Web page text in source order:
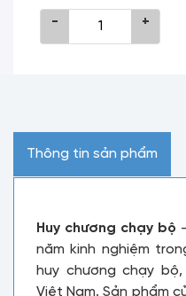
- +
Thông tin sản phẩm
Huy chương chạy bộ
năm kinh nghiệm
huy chương chạy
Việt Nam. Sản phẩm